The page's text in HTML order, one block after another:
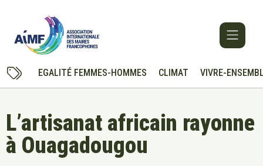
EGALITÉ FEMMES-HOMMES CLIMAT VIVRE-
L’artisanat africain rayonne
à Ouagadougou